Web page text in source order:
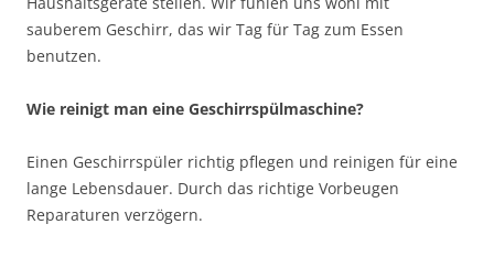
sauberem Geschirr, das wir Tag für Tag zum Essen
benutzen.
Wie reinigt man eine Geschirrspülmaschine?
Einen Geschirrspüler richtig pflegen und reinigen für eine
lange Lebensdauer. Durch das richtige Vorbeugen
Reparaturen verzögern.